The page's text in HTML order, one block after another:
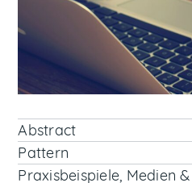
Abstract
Pattern
Praxisbeispiele, Medien